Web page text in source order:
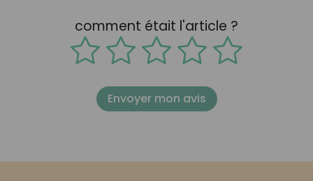
comment était l'article ?
Envoyer mon avis